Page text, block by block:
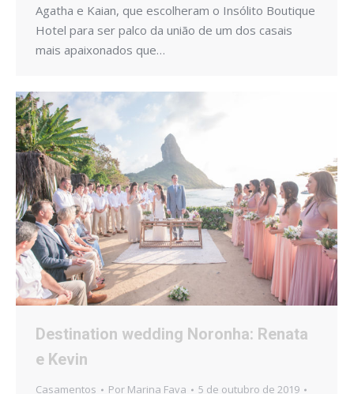
Agatha e Kaian, que escolheram o Insólito Boutique
Hotel para ser palco da união de um dos casais
mais apaixonados que…
Destination wedding Noronha: Renata
e Kevin
Casamentos Por Marina Fava 5 de outubro de 2019